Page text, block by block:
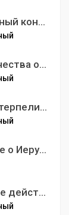
Ирмиягу 64. Страшный конец Вавилона
Ирмиягу 61. Пророчества об окружающих народах
Мишлей 47. Долготерпеливый лучше богатыря, владеющий собою лучше завоевателя города
Урок 57. Скорбящие о Иерусалиме
Коэлет 4. Не всякие действия доставляют радость